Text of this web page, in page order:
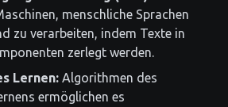
menschliche Sprachen
zu verarbeiten, indem Texte in
zerlegt werden.
Lernen: Algorithmen des
ermöglichen es